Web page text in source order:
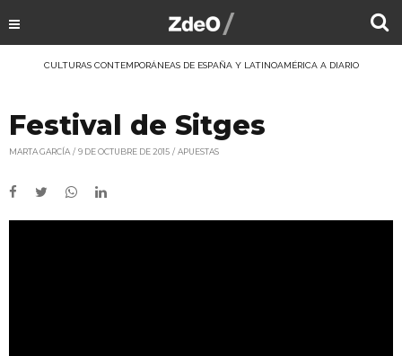
CULTURAS CONTEMPORÁNEAS DE ESPAÑA Y LATINOAMÉRICA A DIARIO
Festival de Sitges
MARTA GARCÍA 9 DE OCTUBRE DE 2015 APUESTAS